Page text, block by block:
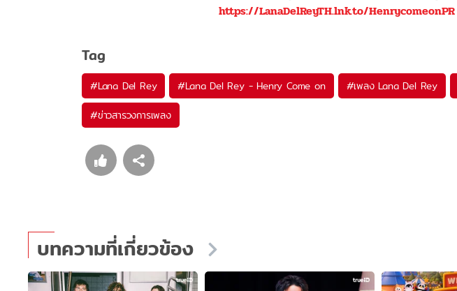
https://LanaDelReyTH.lnk.to/HenrycomeonPR
Tag
#Lana Del Rey #Lana Del Rey - Henry Come on #เพลง Lana Del Rey
#ข่าวสารวงการเพลง
บทความที่เกี่ยวข้อง